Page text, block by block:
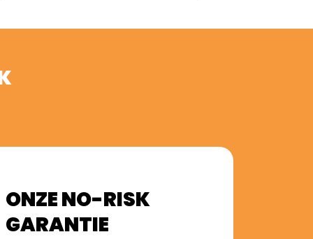
ONZE NO-RISK
GARANTIE